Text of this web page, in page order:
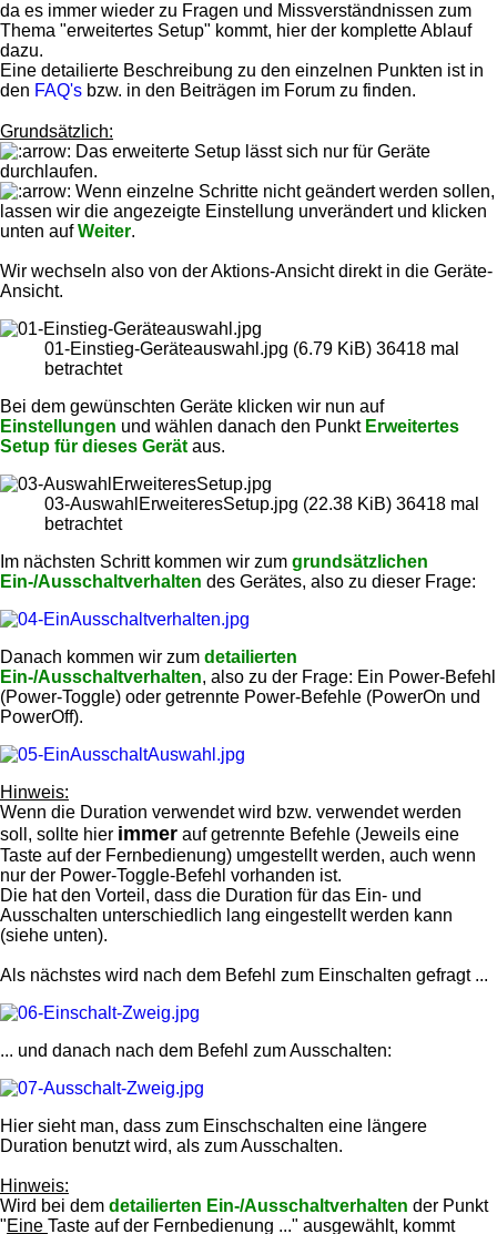
da es immer wieder zu Fragen und Missverständnissen zum
Thema "erweitertes Setup" kommt, hier der komplette Ablauf
dazu.
Eine detailierte Beschreibung zu den einzelnen Punkten ist in
den FAQ's bzw. in den Beiträgen im Forum zu finden.
Grundsätzlich:
Das erweiterte Setup lässt sich nur für Geräte
durchlaufen.
Wenn einzelne Schritte nicht geändert werden sollen,
lassen wir die angezeigte Einstellung unverändert und klicken
unten aufWeiter.
Wir wechseln also von der Aktions-Ansicht direkt in die Geräte-
Ansicht.
01-Einstieg-Geräteauswahl.jpg (6.79 KiB) 36418 mal
betrachtet
Bei dem gewünschten Geräte klicken wir nun auf
Einstellungen und wählen danach den Punkt Erweitertes
Setup für dieses Gerätaus.
03-AuswahlErweiteresSetup.jpg (22.38 KiB) 36418 mal
betrachtet
Im nächsten Schritt kommen wir zum grundsätzlichen
Ein-/Ausschaltverhalten des Gerätes, also zu dieser Frage:
Danach kommen wir zum detailierten
Ein-/Ausschaltverhalten, also zu der Frage: Ein Power-Befehl
(Power-Toggle) oder getrennte Power-Befehle (PowerOn und
PowerOff).
Hinweis:
Wenn die Duration verwendet wird bzw. verwendet werden
soll, sollte hier immer auf getrennte Befehle (Jeweils eine
Taste auf der Fernbedienung) umgestellt werden, auch wenn
nur der Power-Toggle-Befehl vorhanden ist.
Die hat den Vorteil, dass die Duration für das Ein- und
Ausschalten unterschiedlich lang eingestellt werden kann
(siehe unten).
Als nächstes wird nach dem Befehl zum Einschalten gefragt ...
... und danach nach dem Befehl zum Ausschalten:
Hier sieht man, dass zum Einschschalten eine längere
Duration benutzt wird, als zum Ausschalten.
Hinweis:
Wird bei dem detailierten Ein-/Ausschaltverhalten der Punkt
"Eine Taste auf der Fernbedienung ..." ausgewählt, kommt